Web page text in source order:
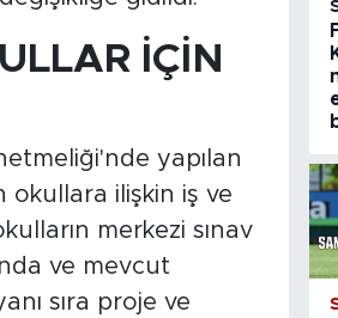
İÇİN
yapılan
okullara ilişkin iş ve
merkezi sınav
ve mevcut
sıra proje ve